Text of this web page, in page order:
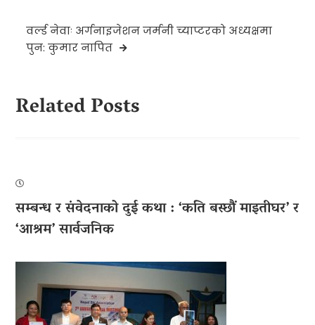
वर्ल्ड नेवाः अर्गनाइजेशन जर्मनी च्याप्टरको अध्यक्षमा
पुन: कुमार नापित
Related Posts
सम्बन्ध र संवेदनाको दुई कथा : ‘कति बस्छौं माइतीघर’ र
‘आश्रम’ सार्वजनिक